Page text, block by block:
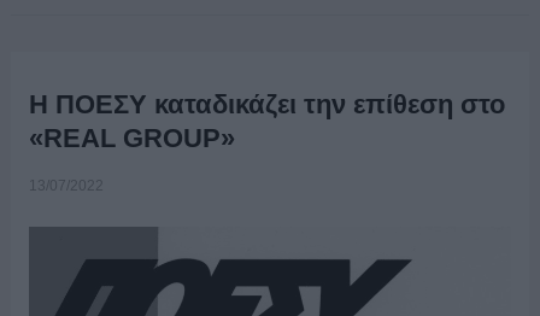
Η ΠΟΕΣΥ καταδικάζει την επίθεση στο
«REAL GROUP»
13/07/2022